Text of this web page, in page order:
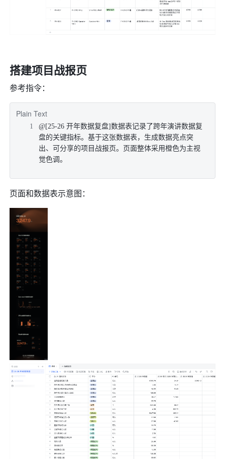
搭建项目战报页
参考指令：
Plain Text
@[25-26 开年数据复盘]数据表记录了跨年演讲数据复
盘的关键指标。基于这张数据表，生成数据亮点突
出、可分享的项目战报页。页面整体采用橙色为主视
觉色调。
页面和数据表示意图：